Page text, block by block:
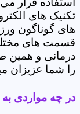
تکنیک های
های گوناگون
قسمت های
درمانی و همین
را شما عزیزان
در چه مواردی به